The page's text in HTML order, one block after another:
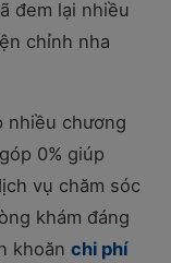
đem lại nhiều
chỉnh nha
nhiều chương
0% giúp
vụ chăm sóc
khám đáng
khoăn chi phí